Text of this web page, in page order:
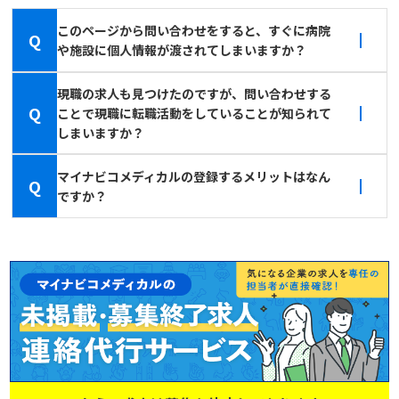
Q
このページから問い合わせをすると、すぐに病院
や施設に個人情報が渡されてしまいますか？
Q
現職の求人も見つけたのですが、問い合わせする
ことで現職に転職活動をしていることが知られて
しまいますか？
Q
マイナビコメディカルの登録するメリットはなん
ですか？